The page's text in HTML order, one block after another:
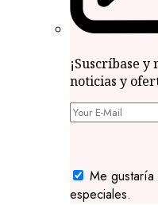
¡Suscríbase
noticias y
Me gustaría
especiales.